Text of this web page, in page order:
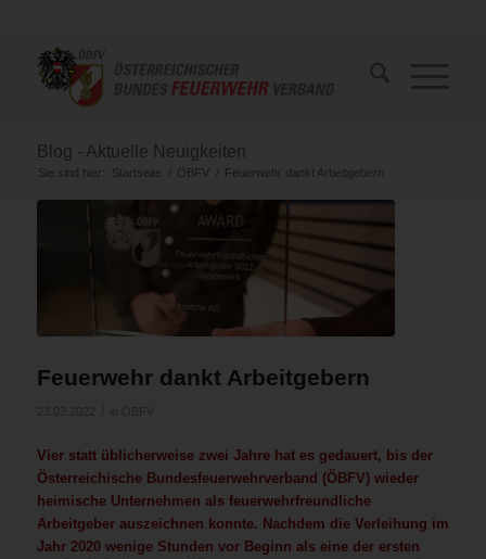
Blog - Aktuelle Neuigkeiten
Sie sind hier: Startseite / ÖBFV / Feuerwehr dankt Arbeitgebern
Feuerwehr dankt Arbeitgebern
Vier statt üblicherweise zwei Jahre hat es gedauert, bis der
Österreichische Bundesfeuerwehrverband (ÖBFV) wieder
heimische Unternehmen als feuerwehrfreundliche
Arbeitgeber auszeichnen konnte. Nachdem die Verleihung im
Jahr 2020 wenige Stunden vor Beginn als eine der ersten